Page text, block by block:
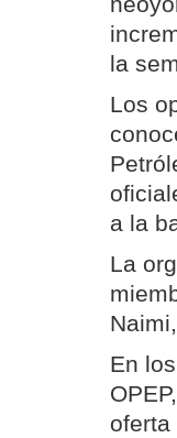
la
Los
a la
La
En